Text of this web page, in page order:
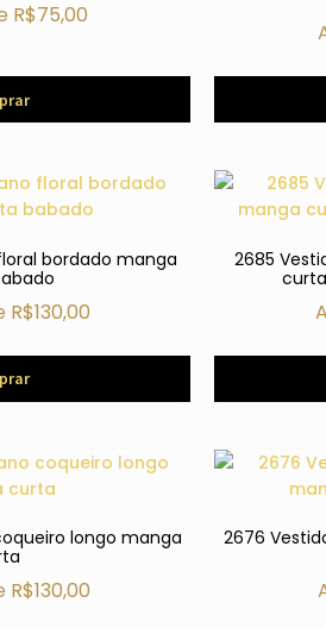
R$75,00
bordado manga
R$130,00
2685
longo manga
R$130,00
2676